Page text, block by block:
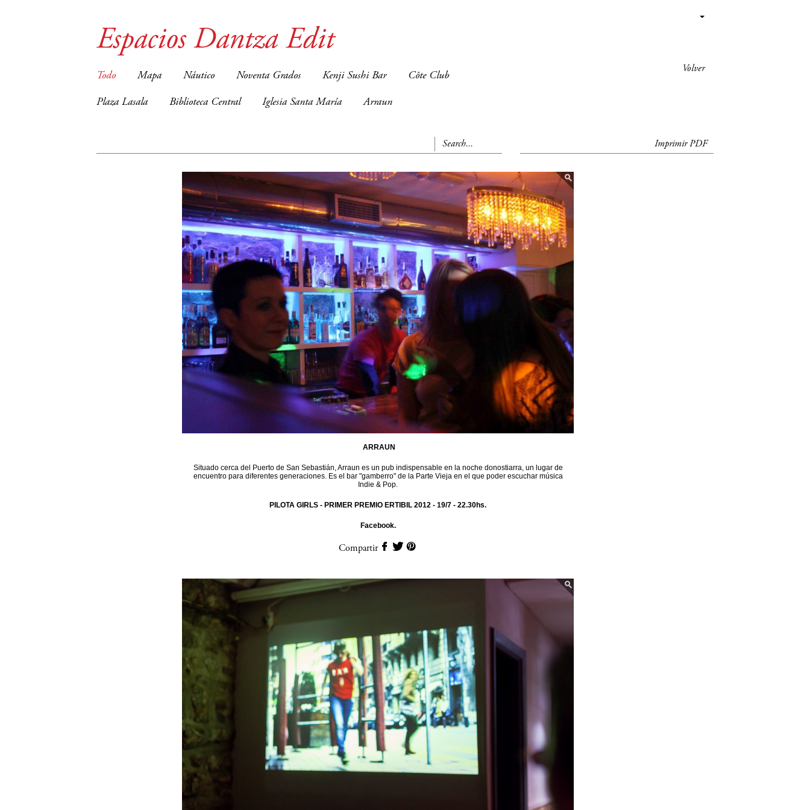
Volver
Espacios Dantza Edit
Todo Mapa Náutico Noventa Grados Kenji Sushi Bar Côte Club
Plaza Lasala Biblioteca Central Iglesia Santa María Arraun
Imprimir PDF
ARRAUN
Situado cerca del Puerto de San Sebastián, Arraun es un pub indispensable en la noche donostiarra, un lugar de
encuentro para diferentes generaciones. Es el bar "gamberro" de la Parte Vieja en el que poder escuchar música
Indie & Pop.
PILOTA GIRLS - PRIMER PREMIO ERTIBIL 2012 - 19/7 - 22.30hs.
Facebook.
Compartir